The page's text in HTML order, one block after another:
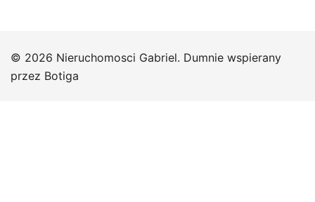
© 2026 Nieruchomosci Gabriel. Dumnie wspierany
przez Botiga